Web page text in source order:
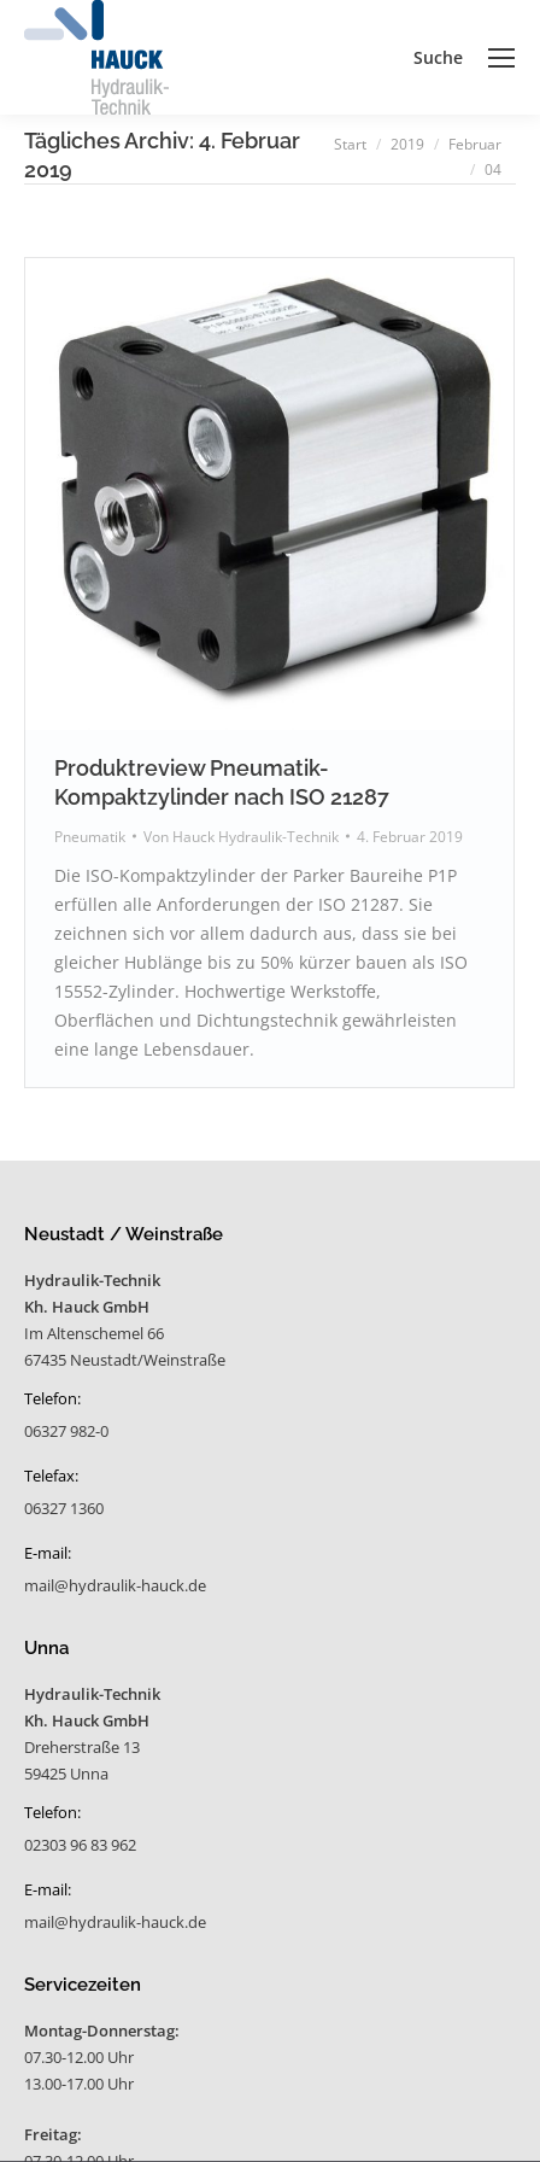
Search:
Suche
Tägliches Archiv: 4. Februar
2019
Sie sind hier:
Start 2019
Februar
04
Produktreview Pneumatik-
Kompaktzylinder nach ISO 21287
Pneumatik Von Hauck Hydraulik-Technik 4. Februar 2019
Die ISO-Kompaktzylinder der Parker Baureihe P1P
erfüllen alle Anforderungen der ISO 21287. Sie
zeichnen sich vor allem dadurch aus, dass sie bei
gleicher Hublänge bis zu 50% kürzer bauen als ISO
15552-Zylinder. Hochwertige Werkstoffe,
Oberflächen und Dichtungstechnik gewährleisten
eine lange Lebensdauer.
Neustadt / Weinstraße
Hydraulik-Technik
Kh. Hauck GmbH
Im Altenschemel 66
67435 Neustadt/Weinstraße
Telefon:
06327 982-0
Telefax:
06327 1360
E-mail:
mail@hydraulik-hauck.de
Unna
Hydraulik-Technik
Kh. Hauck GmbH
Dreherstraße 13
59425 Unna
Telefon:
02303 96 83 962
E-mail:
mail@hydraulik-hauck.de
Servicezeiten
Montag-Donnerstag:
07.30-12.00 Uhr
13.00-17.00 Uhr
Freitag: